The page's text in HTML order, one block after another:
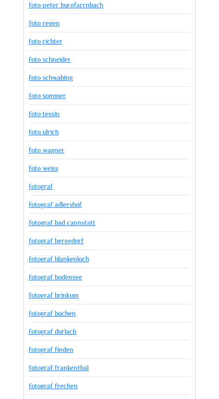
foto peter burgfarrnbach
foto regen
foto richter
foto schneider
foto schwabing
foto sommer
foto tessin
foto ulrich
foto wagner
foto weiss
fotograf
fotograf adlershof
fotograf bad cannstatt
fotograf bergedorf
fotograf blankenloch
fotograf bodensee
fotograf brinkum
fotograf buchen
fotograf durlach
fotograf finden
fotograf frankenthal
fotograf frechen